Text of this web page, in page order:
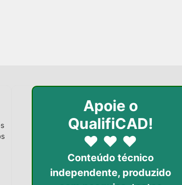
Apoie o
QualifiCAD!
♥ ♥ ♥
Conteúdo técnico
independente, produzido